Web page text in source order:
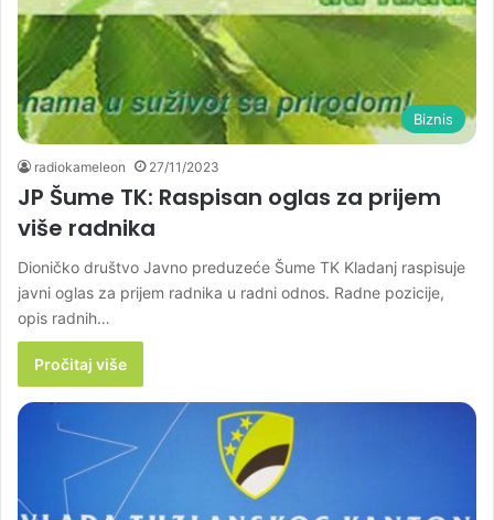
Biznis
radiokameleon 27/11/2023
JP Šume TK: Raspisan oglas za prijem
više radnika
Dioničko društvo Javno preduzeće Šume TK Kladanj raspisuje
javni oglas za prijem radnika u radni odnos. Radne pozicije,
opis radnih…
Pročitaj više